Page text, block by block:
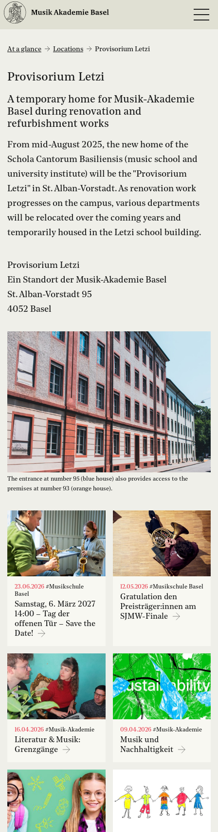
At a glance Locations Provisorium Letzi
Provisorium Letzi
A temporary home for Musik-Akademie
Basel during renovation and
refurbishment works
From mid-August 2025, the new home of the
Schola Cantorum Basiliensis (music school and
university institute) will be the "Provisorium
Letzi" in St. Alban-Vorstadt. As renovation work
progresses on the campus, various departments
will be relocated over the coming years and
temporarily housed in the Letzi school building.
Provisorium Letzi
Ein Standort der Musik-Akademie Basel
St. Alban-Vorstadt 95
4052 Basel
The entrance at number 95 (blue house) also provides access to the
premises at number 93 (orange house).
23.06.2026 #Musikschule
Basel
Samstag, 6. März 2027
14:00 – Tag der
offenen Tür – Save the
Date!
12.05.2026#Musikschule Basel
Gratulation den
Preisträger:innen am
SJMW-Finale
16.04.2026 #Musik-Akademie
Literatur & Musik:
Grenzgänge
09.04.2026#Musik-Akademie
Musik und
Nachhaltigkeit